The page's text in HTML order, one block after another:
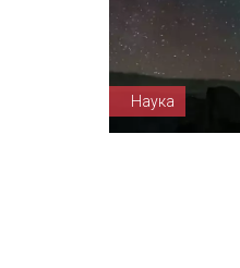
Наука